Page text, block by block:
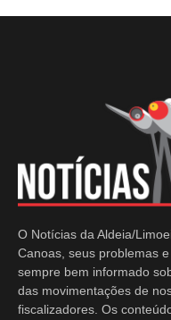
O Notícias da Aldeia/
Canoas, seus problemas
sempre bem informado
das movimentações de
fiscalizadores. Os